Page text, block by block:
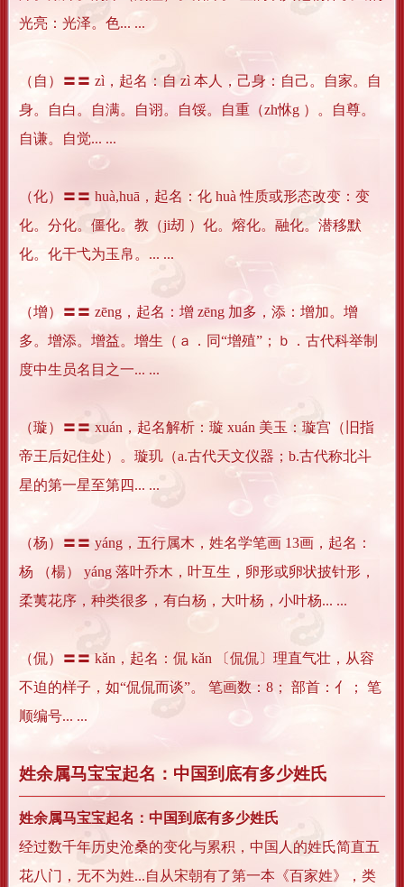
光亮：光泽。色... ...
（自）〓〓 zì，起名：自 zì 本人，己身：自己。自家。自
身。自白。自满。自诩。自馁。自重（zh恘g ）。自尊。
自谦。自觉... ...
（化）〓〓 huà,huā，起名：化 huà 性质或形态改变：变
化。分化。僵化。教（ji刼 ）化。熔化。融化。潜移默
化。化干弋为玉帛。... ...
（增）〓〓 zēng，起名：增 zēng 加多，添：增加。增
多。增添。增益。增生（ａ．同“增殖”；ｂ．古代科举制
度中生员名目之一... ...
（璇）〓〓 xuán，起名解析：璇 xuán 美玉：璇宫（旧指
帝王后妃住处）。璇玑（a.古代天文仪器；b.古代称北斗
星的第一星至第四... ...
（杨）〓〓 yáng，五行属木，姓名学笔画 13画，起名：
杨 （楊） yáng 落叶乔木，叶互生，卵形或卵状披针形，
柔荑花序，种类很多，有白杨，大叶杨，小叶杨... ...
（侃）〓〓 kǎn，起名：侃 kǎn 〔侃侃〕理直气壮，从容
不迫的样子，如“侃侃而谈”。 笔画数：8； 部首：亻； 笔
顺编号... ...
姓余属马宝宝起名：中国到底有多少姓氏
姓余属马宝宝起名：中国到底有多少姓氏
经过数千年历史沧桑的变化与累积，中国人的姓氏简直五
花八门，无不为姓...自从宋朝有了第一本《百家姓》，类